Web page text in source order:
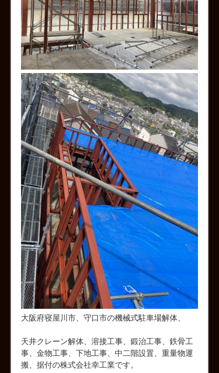
大阪府寝屋川市、守口市の機械式駐車場解体、
天井クレーン解体、溶接工事、鍛治工事、鉄骨工
事、金物工事、下地工事、中二階設置、重量物運
搬、据付の株式会社幸工業です。